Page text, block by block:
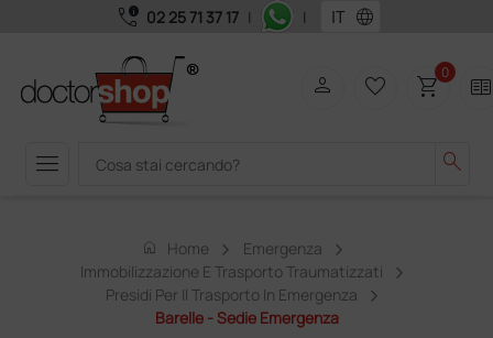
call_quality 02 25 71 37 17 | | language
menu search
person favorite_border shopping_cart0 two_pager
home Home
Emergenza
Immobilizzazione E Trasporto Traumatizzati
Presidi Per Il Trasporto In Emergenza
Barelle - Sedie Emergenza